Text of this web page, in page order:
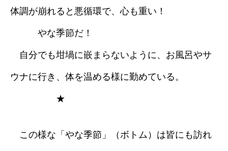
体調が崩れると悪循環で、心も重い！
やな季節だ！
自分でも坩堝に嵌まらないように、お風呂やサ
ウナに行き、体を温める様に勤めている。
★
この様な「やな季節」（ボトム）は皆にも訪れ